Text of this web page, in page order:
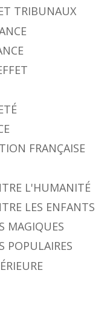
TRIBUNAUX
FRANÇAISE
L'HUMANITÉ
LES ENFANTS
MAGIQUES
POPULAIRES